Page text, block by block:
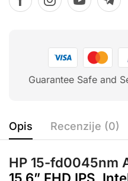
Guarantee Safe and
Opis Recenzije (0)
HP 15-fd0045nm
15.6” FHD IPS,